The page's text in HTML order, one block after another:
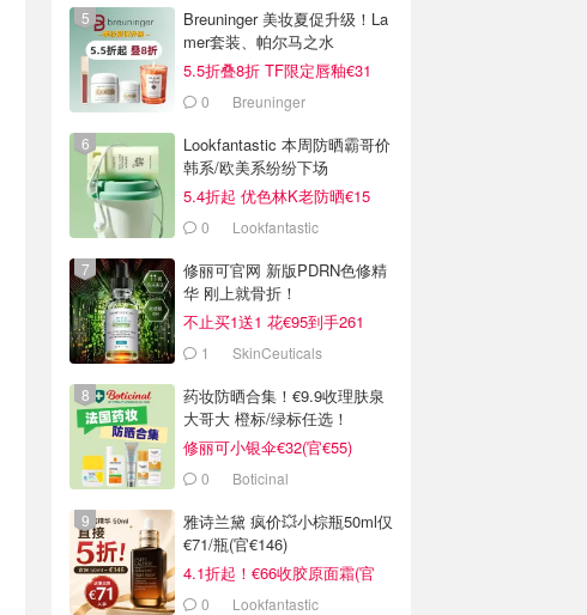
Breuninger 美妆夏促升级！La
mer套装、帕尔马之水
5.5折叠8折 TF限定唇釉€31
0 Breuninger
Lookfantastic 本周防晒霸哥价
韩系/欧美系纷纷下场
5.4折起 优色林K老防晒€15
0 Lookfantastic
修丽可官网 新版PDRN色修精
华 刚上就骨折！
不止买1送1 花€95到手261
1 SkinCeuticals
药妆防晒合集！€9.9收理肤泉
大哥大 橙标/绿标任选！
修丽可小银伞€32(官€55)
0 Boticinal
雅诗兰黛 疯价💥小棕瓶50ml仅
€71/瓶(官€146)
4.1折起！€66收胶原面霜(官
€135)
0 Lookfantastic